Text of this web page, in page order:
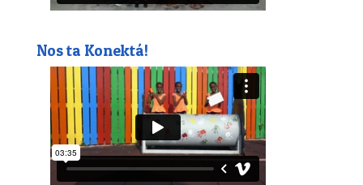
Nos ta Konektá!